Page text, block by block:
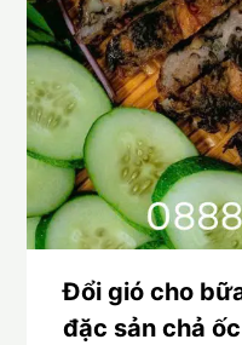
Đổi gió cho
đặc sản chả